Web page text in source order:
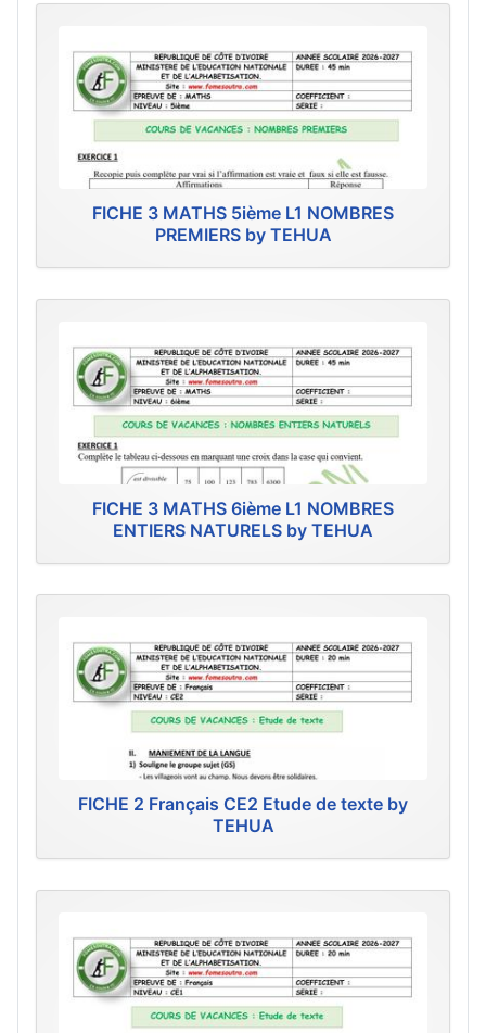
FICHE 3 MATHS 5ième L1 NOMBRES
PREMIERS by TEHUA
FICHE 3 MATHS 6ième L1 NOMBRES
ENTIERS NATURELS by TEHUA
FICHE 2 Français CE2 Etude de texte by
TEHUA